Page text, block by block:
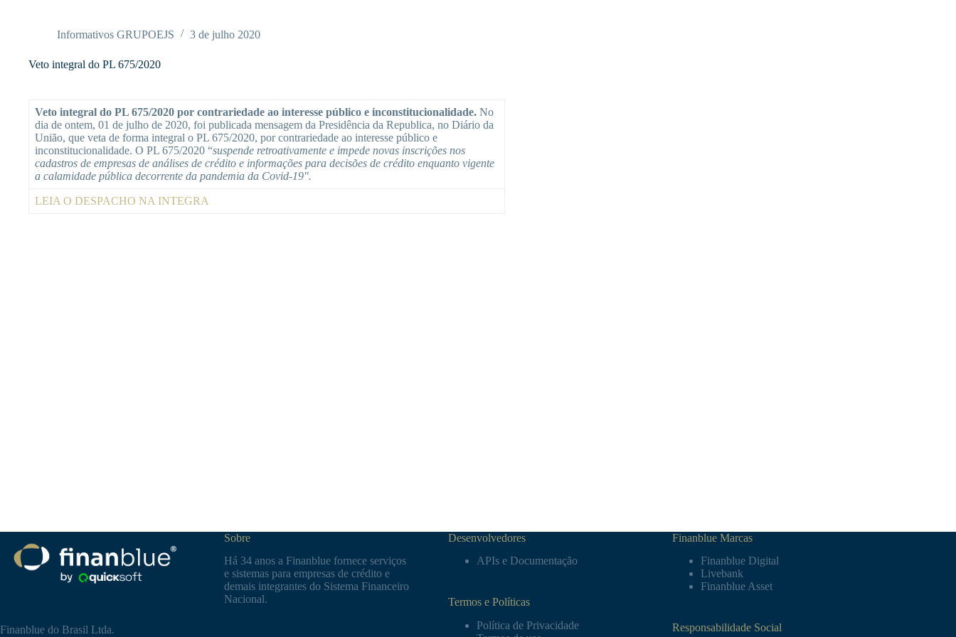
Informativos GRUPOEJS 3 de julho 2020
Veto integral do PL 675/2020
Veto integral do PL 675/2020 por contrariedade ao interesse público e inconstitucionalidade. No
dia de ontem, 01 de julho de 2020, foi publicada mensagem da Presidência da Republica, no Diário da
União, que veta de forma integral o PL 675/2020, por contrariedade ao interesse público e
inconstitucionalidade. O PL 675/2020 “suspende retroativamente e impede novas inscrições nos
cadastros de empresas de análises de crédito e informações para decisões de crédito enquanto vigente
a calamidade pública decorrente da pandemia da Covid-19″.
LEIA O DESPACHO NA INTEGRA
Finanblue do Brasil Ltda.
Sobre
Há 34 anos a Finanblue fornece serviços
e sistemas para empresas de crédito e
demais integrantes do Sistema Financeiro
Nacional.
Desenvolvedores
APIs e Documentação
Termos e Políticas
Política de Privacidade
Finanblue Marcas
Finanblue Digital
Livebank
Finanblue Asset
Responsabilidade Social